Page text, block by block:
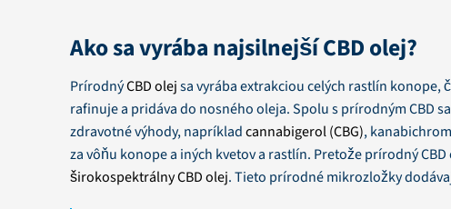
Ako sa vyrába najsilnejší CBD olej?
PrírodnýCBD olejsa vyrába extrakciou celých rastlín konope,
rafinuje a pridáva do nosného oleja. Spolu s prírodným CBD
zdravotné výhody, napríkladcannabigerol (CBG),
za vôňu konope a iných kvetov a rastlín. Pretože prírodný
širokospektrálny CBD olej. Tieto prírodné mikrozložky